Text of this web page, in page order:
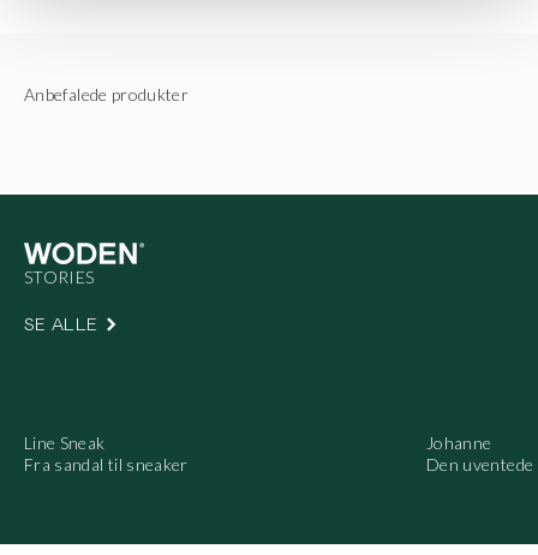
SE ALLE
Line Sneak
Fra sandal til sneaker
Johanne
Den